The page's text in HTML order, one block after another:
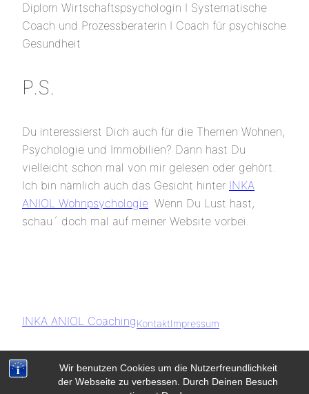
Wir benutzen Cookies um die Nutzerfreundlichkeit
der Webseite zu verbessen. Durch Deinen Besuch
Diplom Wirtschaftspsychologin I Systematische
Coach und Prozessberaterin I Coach für psychische
Gesundheit
P.S.
Du interessierst Dich auch für die Themen Wohnen,
Psychologie und Immobilien? Dann hast Du
vielleicht schon mal von mir gelesen oder gehört.
Ich bin nämlich auch das Gesicht hinter INKA
ANIOL Wohnpsychologie . Wenn Du Lust hast,
schau´ doch mal auf meiner Website vorbei.
INKA ANIOL CoachingKontaktImpressum
Datenschutzerklärung